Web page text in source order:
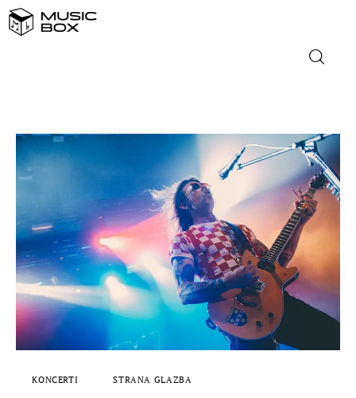
DOMAĆA GLAZBA
STRANA GLAZBA
FILM
MUSIC BOX
KONCERTI STRANA GLAZBA